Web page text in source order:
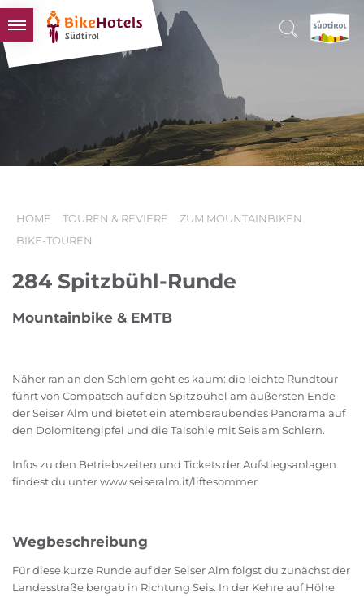
TOUREN & REVIERE
SÜDTIROL & WIR
HOME TOUREN & REVIERE
ZUM MOUNTAINBIKEN
BIKE-TOUREN
284 Spitzbühl-Runde
Mountainbike & EMTB
Näher ran an den Schlern geht es kaum: die leichte Rundtour
führt von Compatsch auf den Spitzbühel am äußersten Ende
der Seiser Alm und bietet ein atemberaubendes Panorama auf
den Dolomitengipfel und die Talsohle mit Seis am Schlern.
Infos zu den Betriebszeiten und Tickets der Aufstiegsanlagen
findest du unter www.seiseralm.it/liftesommer
Wegbeschreibung
Für diese kurze Runde auf der Seiser Alm folgst du zunächst der
Landesstraße bergab in Richtung Seis. In der Kehre auf Höhe